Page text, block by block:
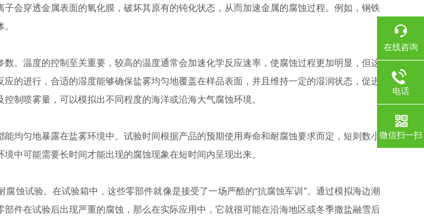
会穿透金属表面的氧化膜，破坏其原有的钝化状态，从而加速金属的腐蚀过程。例如，钢铁
温度的控制至关重要，较高的温度通常会加速化学反应速率，使腐蚀过程更加明显，但这
的进行，合适的湿度能够确保盐雾均匀地覆盖在样品表面，并且维持一定的湿润状态，促进
制喷雾量，可以模拟出不同程度的海洋或沿海大气腐蚀环境。
匀地暴露在盐雾环境中。试验时间根据产品的预期使用寿命和耐腐蚀要求而定，短则数小
中可能需要长时间才能出现的腐蚀现象在短时间内呈现出来。
试验。在试验箱中，这些零部件就像是接受了一场严酷的“抗腐蚀军训”。通过模拟海边潮
件在试验后出现严重的腐蚀，那么在实际应用中，它就很可能在沿海地区或冬季撒盐融雪后
在线咨询
电话
微信扫一扫